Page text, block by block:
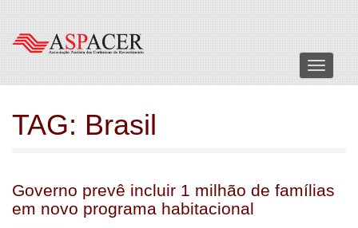
Menu
TAG: Brasil
Governo prevê incluir 1 milhão de famílias
em novo programa habitacional